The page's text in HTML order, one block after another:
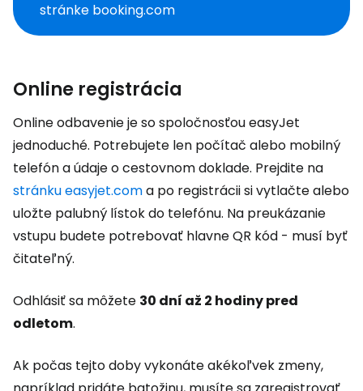
stránke booking.com
Online registrácia
Online odbavenie je so spoločnosťou easyJet
jednoduché. Potrebujete len počítač alebo mobilný
telefón a údaje o cestovnom doklade. Prejdite na
stránku easyjet.coma po registrácii si vytlačte alebo
uložte palubný lístok do telefónu. Na preukázanie
vstupu budete potrebovať hlavne QR kód - musí byť
čitateľný.
Odhlásiť sa môžete 30 dní až 2 hodiny pred
odletom.
Ak počas tejto doby vykonáte akékoľvek zmeny,